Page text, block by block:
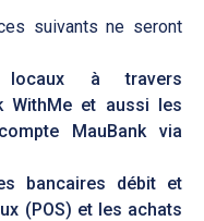
suivants ne seront
locaux à travers
WithMe et aussi les
MauBank via
bancaires débit et
(POS) et les achats